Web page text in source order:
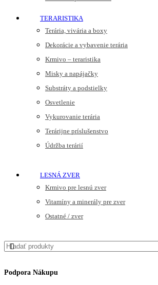
TERARISTIKA
Terária, vivária a boxy
Dekorácie a vybavenie terária
Krmivo – teraristika
Misky a napájačky
Substráty a podstielky
Osvetlenie
Vykurovanie terária
Terárijne príslušenstvo
Údržba terárií
LESNÁ ZVER
Krmivo pre lesnú zver
Vitamíny a minerály pre zver
Ostatné / zver
Podpora Nákupu